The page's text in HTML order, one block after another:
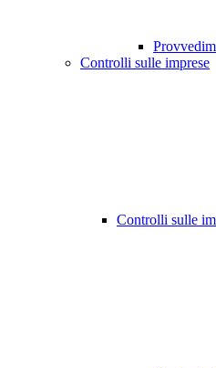
Controlli sulle imprese
Controlli sulle